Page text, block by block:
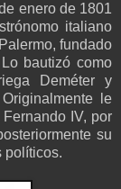
enero de 1801
italiano
fundado
bautizó como
Deméter y
le
IV, por
su
políticos.